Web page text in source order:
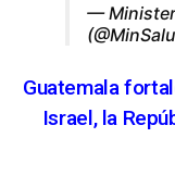
—
Guatemala
Israel, la